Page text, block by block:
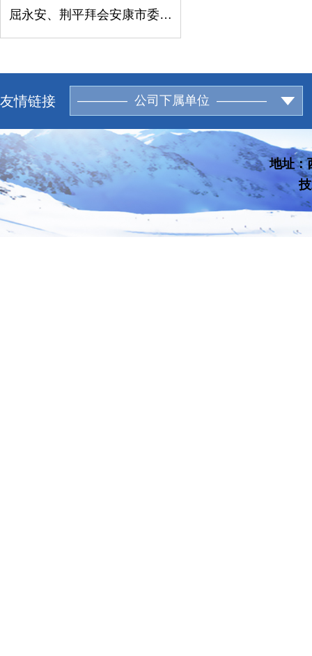
屈永安、荆平拜会安康市委书记柯昌万
友情链接 ———— 公司下属单位 ————
地址